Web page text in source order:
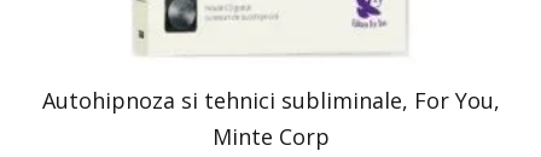
Autohipnoza si tehnici subliminale, For You,
Minte Corp